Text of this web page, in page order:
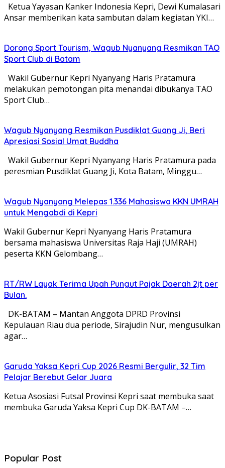
Ketua Yayasan Kanker Indonesia Kepri, Dewi Kumalasari
Ansar memberikan kata sambutan dalam kegiatan YKI…
Dorong Sport Tourism, Wagub Nyanyang Resmikan TAO
Sport Club di Batam
Wakil Gubernur Kepri Nyanyang Haris Pratamura
melakukan pemotongan pita menandai dibukanya TAO
Sport Club…
Wagub Nyanyang Resmikan Pusdiklat Guang Ji, Beri
Apresiasi Sosial Umat Buddha
Wakil Gubernur Kepri Nyanyang Haris Pratamura pada
peresmian Pusdiklat Guang Ji, Kota Batam, Minggu…
Wagub Nyanyang Melepas 1.336 Mahasiswa KKN UMRAH
untuk Mengabdi di Kepri
Wakil Gubernur Kepri Nyanyang Haris Pratamura
bersama mahasiswa Universitas Raja Haji (UMRAH)
peserta KKN Gelombang…
RT/RW Layak Terima Upah Pungut Pajak Daerah 2jt per
Bulan.
DK-BATAM – Mantan Anggota DPRD Provinsi
Kepulauan Riau dua periode, Sirajudin Nur, mengusulkan
agar…
Garuda Yaksa Kepri Cup 2026 Resmi Bergulir, 32 Tim
Pelajar Berebut Gelar Juara
Ketua Asosiasi Futsal Provinsi Kepri saat membuka saat
membuka Garuda Yaksa Kepri Cup DK-BATAM –…
Popular Post